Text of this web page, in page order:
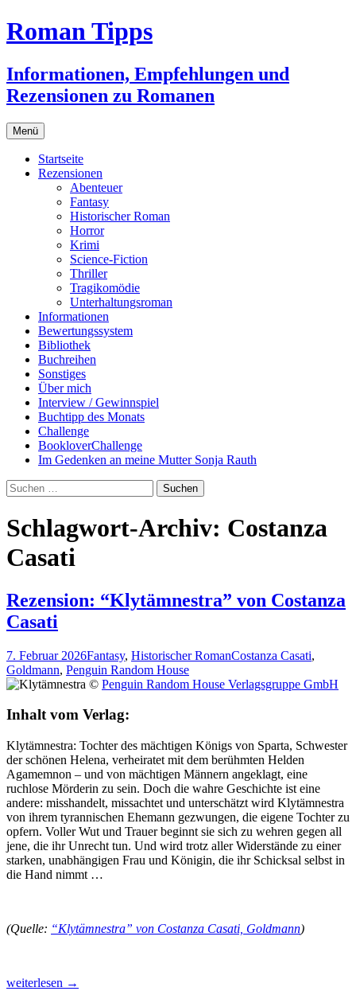
Zum
Inhalt
Roman Tipps
Informationen, Empfehlungen und
Rezensionen zu Romanen
Menü
Startseite
Rezensionen
Abenteuer
Fantasy
Historischer Roman
Horror
Krimi
Science-Fiction
Thriller
Tragikomödie
Unterhaltungsroman
Informationen
Bewertungssystem
Bibliothek
Buchreihen
Sonstiges
Über mich
Interview / Gewinnspiel
Buchtipp des Monats
Challenge
BookloverChallenge
Im Gedenken an meine Mutter Sonja Rauth
Suchen
nach:
Schlagwort-Archiv: Costanza
Casati
Rezension: “Klytämnestra” von Costanza
Casati
7. Februar 2026Fantasy, Historischer RomanCostanza Casati,
Goldmann, Penguin Random House
© Penguin Random House Verlagsgruppe GmbH
Inhalt vom Verlag:
Klytämnestra: Tochter des mächtigen Königs von Sparta, Schwester
der schönen Helena, verheiratet mit dem berühmten Helden
Agamemnon – und von mächtigen Männern angeklagt, eine
ruchlose Mörderin zu sein. Doch die wahre Geschichte ist eine
andere: misshandelt, missachtet und unterschätzt wird Klytämnestra
von ihrem tyrannischen Ehemann gezwungen, die eigene Tochter zu
opfern. Voller Wut und Trauer beginnt sie sich zu wehren gegen all
jene, die ihr Unrecht tun. Und wird trotz aller Widerstände zu einer
starken, unabhängigen Frau und Königin, die ihr Schicksal selbst in
die Hand nimmt …
(Quelle: “Klytämnestra” von Costanza Casati, Goldmann)
Rezension:
weiterlesen →